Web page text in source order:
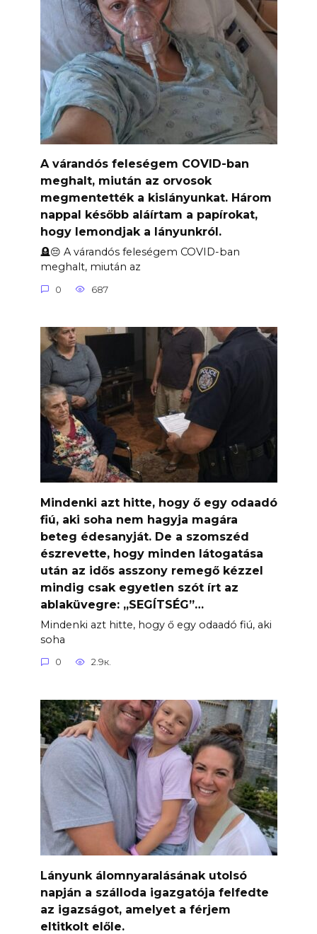
A várandós feleségem COVID-ban
meghalt, miután az orvosok
megmentették a kislányunkat. Három
nappal később aláírtam a papírokat,
hogy lemondjak a lányunkról.
🪦😔 A várandós feleségem COVID-ban
meghalt, miután az
0 687
Mindenki azt hitte, hogy ő egy odaadó
fiú, aki soha nem hagyja magára
beteg édesanyját. De a szomszéd
észrevette, hogy minden látogatása
után az idős asszony remegő kézzel
mindig csak egyetlen szót írt az
ablaküvegre: „SEGÍTSÉG”…
Mindenki azt hitte, hogy ő egy odaadó fiú, aki
soha
0 2.9к.
Lányunk álomnyaralásának utolsó
napján a szálloda igazgatója felfedte
az igazságot, amelyet a férjem
eltitkolt előle.